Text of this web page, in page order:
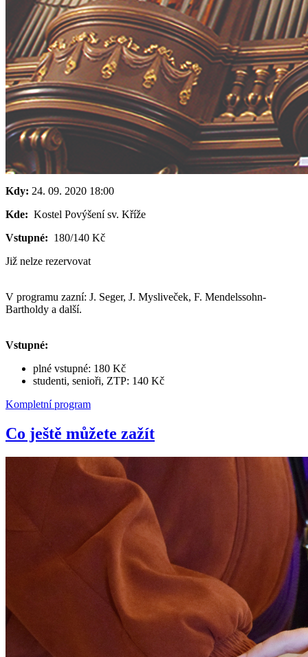
Kdy: 24. 09. 2020 18:00
Kde: Kostel Povýšení sv. Kříže
Vstupné: 180/140 Kč
Již nelze rezervovat
V programu zazní: J. Seger, J. Mysliveček, F. Mendelssohn-
Bartholdy a další.
Vstupné:
plné vstupné: 180 Kč
studenti, senioři, ZTP: 140 Kč
Kompletní program
Co ještě můžete zažít